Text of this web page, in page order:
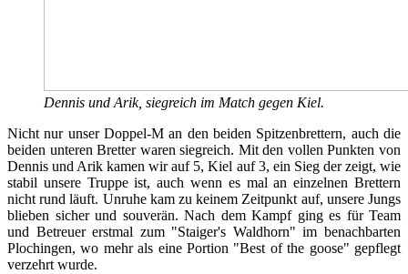
Dennis und Arik, siegreich im Match gegen Kiel.
Nicht nur unser Doppel-M an den beiden Spitzenbrettern, auch die
beiden unteren Bretter waren siegreich. Mit den vollen Punkten von
Dennis und Arik kamen wir auf 5, Kiel auf 3, ein Sieg der zeigt, wie
stabil unsere Truppe ist, auch wenn es mal an einzelnen Brettern
nicht rund läuft. Unruhe kam zu keinem Zeitpunkt auf, unsere Jungs
blieben sicher und souverän. Nach dem Kampf ging es für Team
und Betreuer erstmal zum "Staiger's Waldhorn" im benachbarten
Plochingen, wo mehr als eine Portion "Best of the goose" gepflegt
verzehrt wurde.